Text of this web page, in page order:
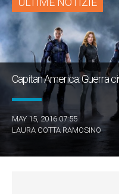
Capitan America: Guerra
MAY 15, 2016 07:55
LAURA COTTA RAMOSINO